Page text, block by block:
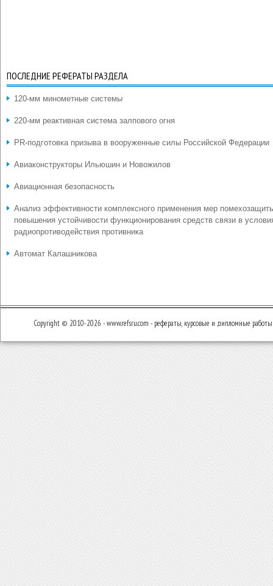
ПОСЛЕДНИЕ РЕФЕРАТЫ РАЗДЕЛА
120-мм минометные системы
220-мм реактивная система залпового огня
PR-подготовка призыва в вооруженные силы Российской Федерации
Авиаконструкторы Ильюшин и Новожилов
Авиационная безопасность
Анализ эффективности комплексного применения мер
повышения устойчивости функционирования средств связи в
радиопротиводействия противника
Автомат Калашникова
Copyright © 2010-2026 - www.refsru.com - рефераты, курсовые и дипломные работы